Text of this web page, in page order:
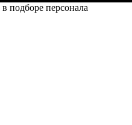
подборе персонала